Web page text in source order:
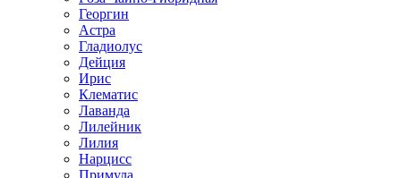
Георгин
Астра
Гладиолус
Дейция
Ирис
Клематис
Лаванда
Лилейник
Лилия
Нарцисс
Примула